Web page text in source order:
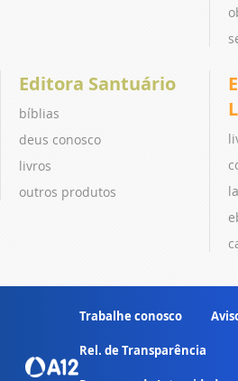
Editora Santuário
bíblias
deus conosco
livros
outros produtos
Trabalhe conosco
Rel. de Transparência